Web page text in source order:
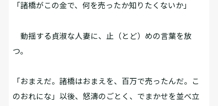
「諸橋がこの金で、何を売ったか知りたくないか」
動揺する貞淑な人妻に、止（とど）めの言葉を放
つ。
「おまえだ。諸橋はおまえを、百万で売ったんだ。こ
のおれにな」以後、怒濤のごとく、でまかせを並べ立